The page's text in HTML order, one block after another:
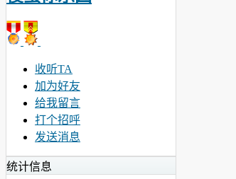
收听TA
加为好友
给我留言
打个招呼
发送消息
统计信息